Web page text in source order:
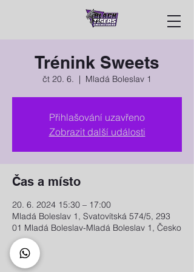
Trénink Sweets
čt 20. 6.
  |
Mladá Boleslav 1
Přihlašování uzavřeno
Zobrazit další události
Čas a místo
20. 6. 2024 15:30 – 17:00
Mladá Boleslav 1, Svatovítská 574/5, 293
01 Mladá Boleslav-Mladá Boleslav 1, Česko